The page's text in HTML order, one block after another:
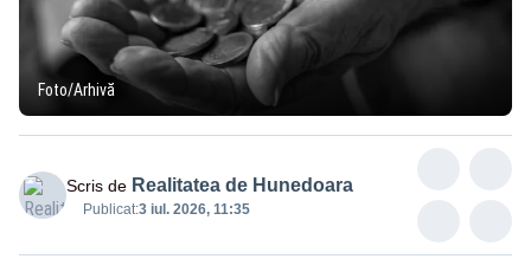
Foto/Arhivă
Scris de Realitatea de Hunedoara
Publicat:3 iul. 2026, 11:35